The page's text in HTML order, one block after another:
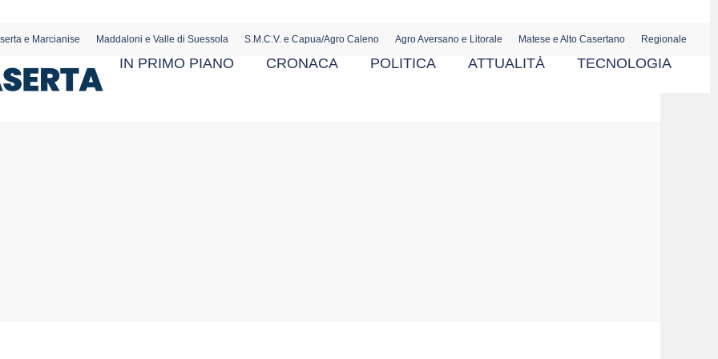
e Marcianise Maddaloni e Valle di Suessola S.M.C.V. e Capua/Agro Caleno Agro Aversano e Litorale Matese e Alto Casertano Regionale
IN PRIMO PIANO CRONACA POLITICA ATTUALITÀ TECNOLOGIA